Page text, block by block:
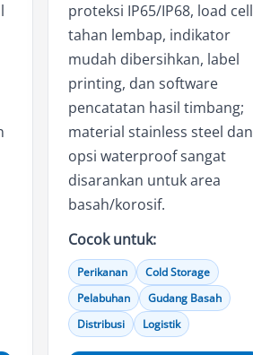
proteksi IP65/IP68, load cell
tahan lembap, indikator
mudah dibersihkan, label
printing, dan software
pencatatan hasil timbang;
material stainless steel dan
opsi waterproof sangat
disarankan untuk area
basah/korosif.
Cocok untuk:
Perikanan
Cold Storage
Pelabuhan
Gudang Basah
Distribusi
Logistik